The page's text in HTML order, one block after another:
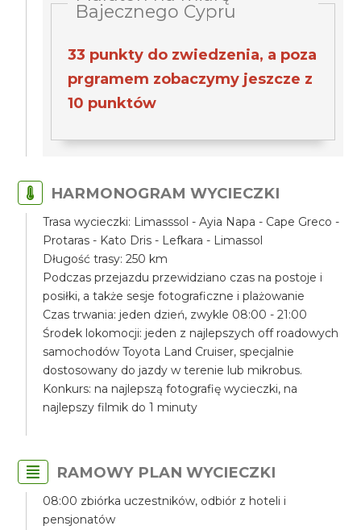
Bajecznego Cypru
33 punkty do zwiedzenia, a poza
prgramem zobaczymy jeszcze z
10 punktów
HARMONOGRAM WYCIECZKI
Trasa wycieczki: Limasssol - Ayia Napa - Cape Greco -
Protaras - Kato Dris - Lefkara - Limassol
Długość trasy: 250 km
Podczas przejazdu przewidziano czas na postoje i
posiłki, a także sesje fotograficzne i plażowanie
Czas trwania: jeden dzień, zwykle 08:00 - 21:00
Środek lokomocji: jeden z najlepszych off roadowych
samochodów Toyota Land Cruiser, specjalnie
dostosowany do jazdy w terenie lub mikrobus.
Konkurs: na najlepszą fotografię wycieczki, na
najlepszy filmik do 1 minuty
RAMOWY PLAN WYCIECZKI
08:00 zbiórka uczestników, odbiór z hoteli i
pensjonatów